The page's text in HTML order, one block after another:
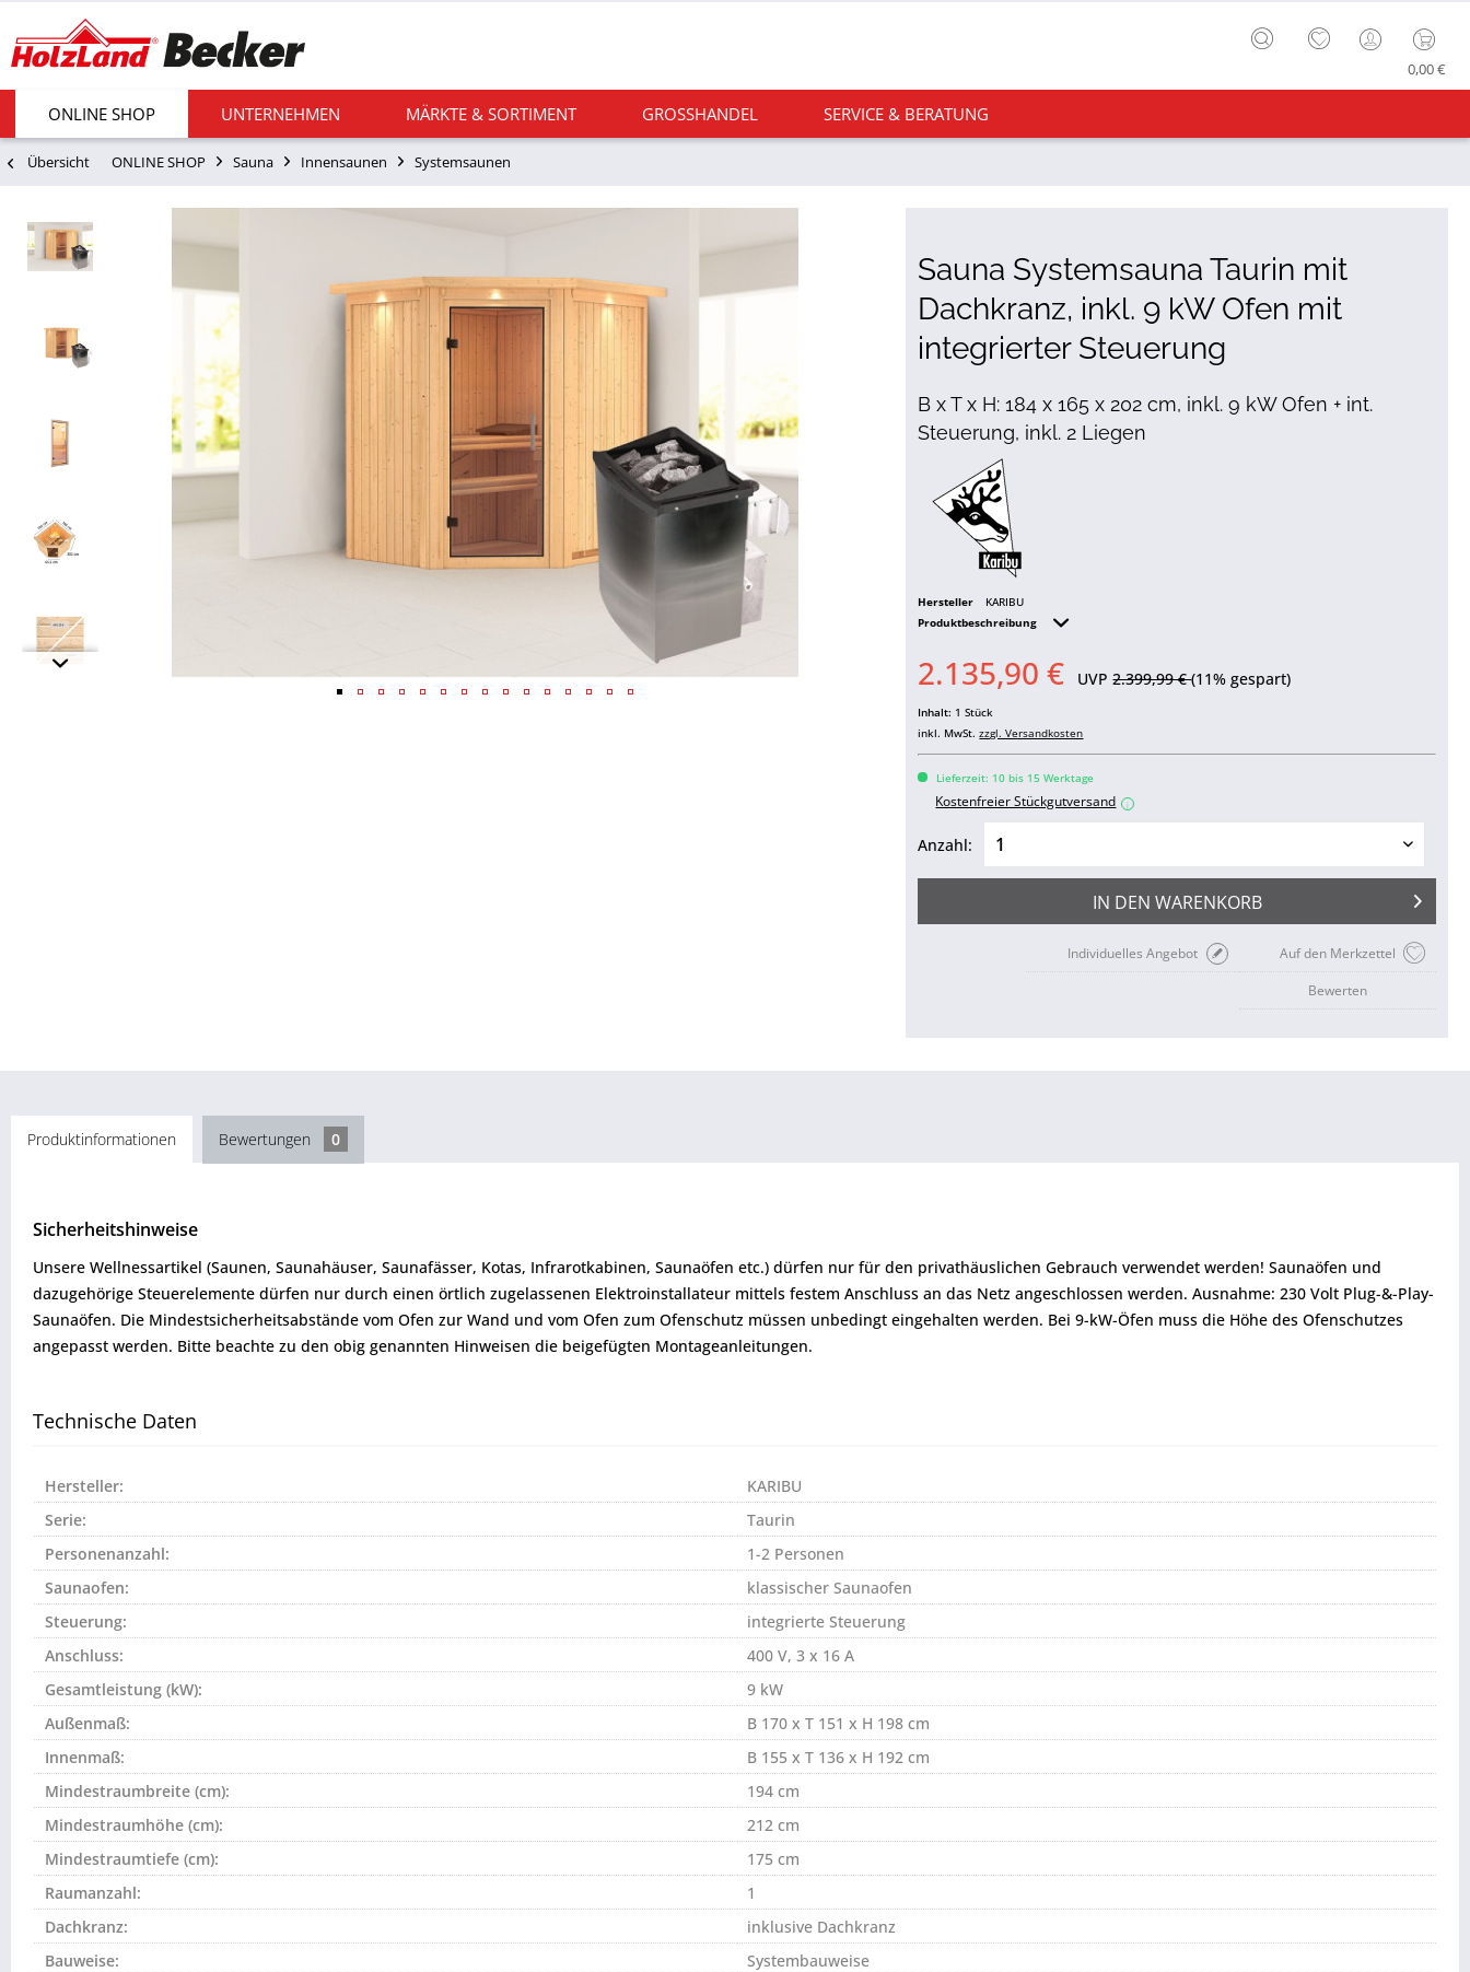
0,00 €
ONLINE SHOP UNTERNEHMEN MÄRKTE & SORTIMENT GROSSHANDEL SERVICE & BERATUNG
Übersicht ONLINE SHOP Sauna Innensaunen Systemsaunen
Sauna Systemsauna Taurin mit
Dachkranz, inkl. 9 kW Ofen mit
integrierter Steuerung
B x T x H: 184 x 165 x 202 cm, inkl. 9 kW Ofen + int.
Steuerung, inkl. 2 Liegen
Hersteller
KARIBU
Produktbeschreibung
2.135,90 € UVP2.399,99 €(11% gespart)
Inhalt: 1 Stück
inkl. MwSt.zzgl. Versandkosten
Lieferzeit: 10 bis 15 Werktage
Kostenfreier Stückgutversand i
Anzahl:
IN DEN WARENKORB
Auf den Merkzettel
Individuelles Angebot
Bewerten
Produktinformationen Bewertungen 0
Sicherheitshinweise
Unsere Wellnessartikel (Saunen, Saunahäuser, Saunafässer, Kotas, Infrarotkabinen, Saunaöfen etc.) dürfen nur für den privathäuslichen Gebrauch verwendet werden! Saunaöfen und
dazugehörige Steuerelemente dürfen nur durch einen örtlich zugelassenen Elektroinstallateur mittels festem Anschluss an das Netz angeschlossen werden. Ausnahme: 230 Volt Plug-&-Play-
Saunaöfen. Die Mindestsicherheitsabstände vom Ofen zur Wand und vom Ofen zum Ofenschutz müssen unbedingt eingehalten werden. Bei 9-kW-Öfen muss die Höhe des Ofenschutzes
angepasst werden. Bitte beachte zu den obig genannten Hinweisen die beigefügten Montageanleitungen.
Technische Daten
Hersteller:
KARIBU
Serie:
Taurin
Personenanzahl:
1-2 Personen
Saunaofen:
klassischer Saunaofen
Steuerung:
integrierte Steuerung
Anschluss:
400 V, 3 x 16 A
Gesamtleistung (kW):
9 kW
Außenmaß:
B 170 x T 151 x H 198 cm
Innenmaß:
B 155 x T 136 x H 192 cm
Mindestraumbreite (cm):
194 cm
Mindestraumhöhe (cm):
212 cm
Mindestraumtiefe (cm):
175 cm
Raumanzahl:
1
Dachkranz:
inklusive Dachkranz
Bauweise:
Systembauweise